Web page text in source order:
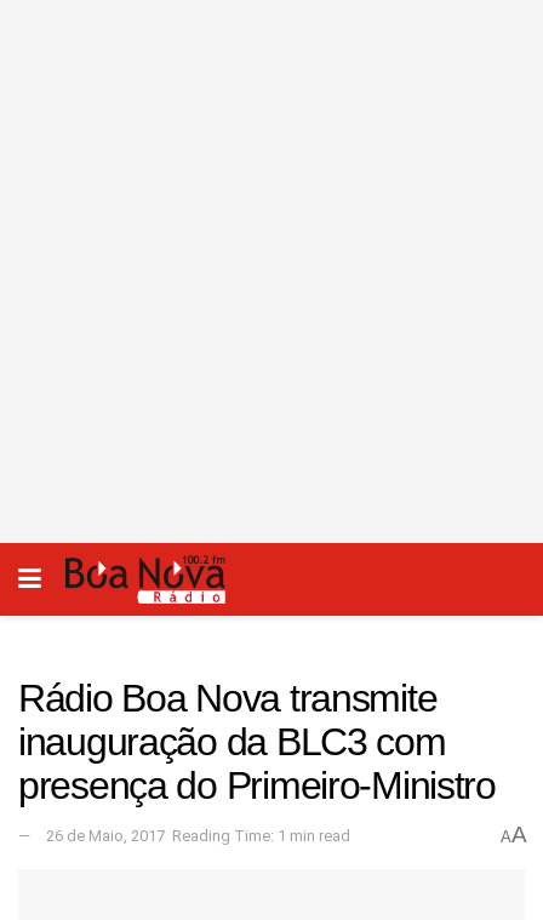
Rádio Boa Nova transmite
inauguração da BLC3 com
presença do Primeiro-Ministro
26 de Maio, 2017 Reading Time: 1 min read AA